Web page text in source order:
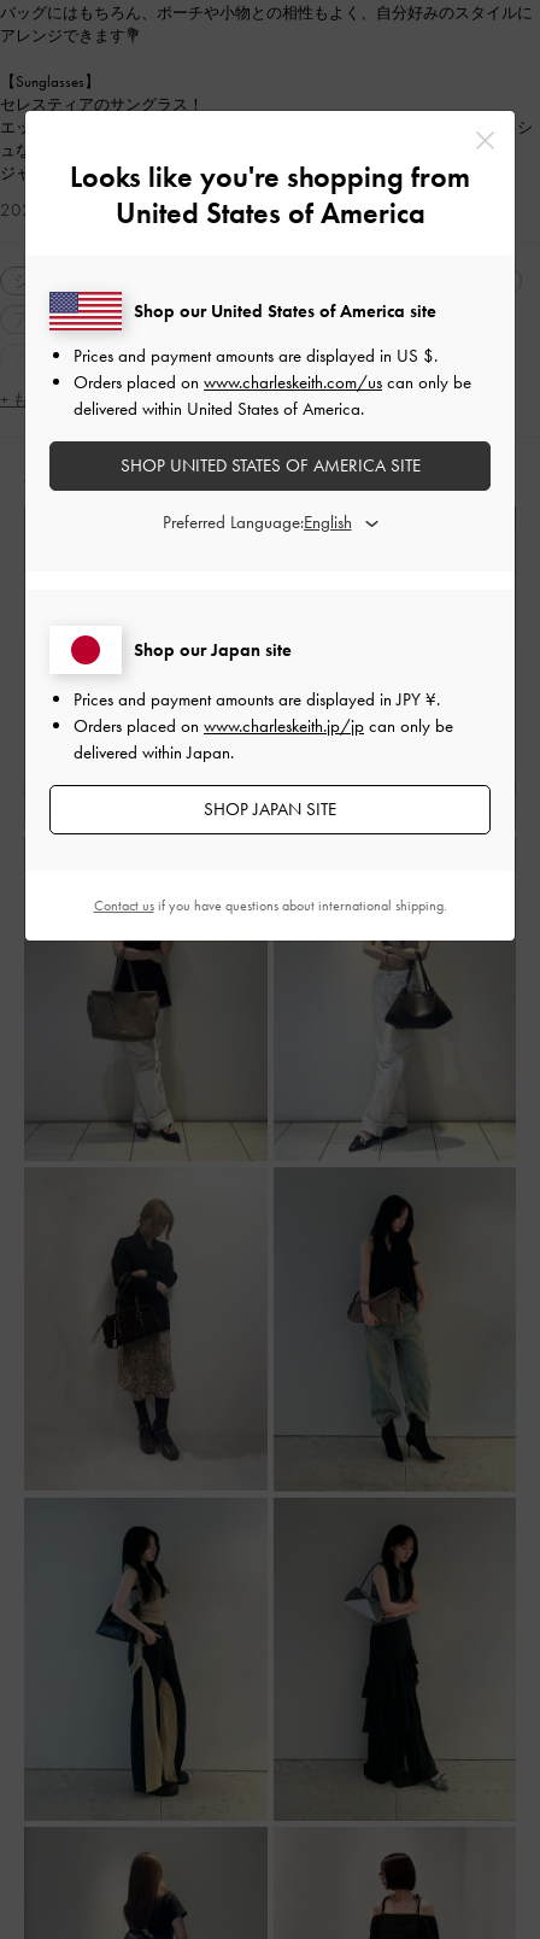
バッグにはもちろん、ポーチや小物との相性もよく、自分好みのスタイルに
アレンジできます💐
【Sunglasses】
セレスティアのサングラス！
エッジの効いたデザインは、普段のコーディネートをより一層スタイリッシ
ュな印象にまとめてくれます。
ジャケットやパンツスタイルにぴったりです✨
2026-01-26 にアップロード
アクセサリー・小物
サングラス
neutralcolor
カジュアル
通勤 ギフト
人気アイテム
トレンドアイテム
2WAY・3WAY
軽量
ラウンドトゥ
厚底
ストリート
シンプル・ベーシック
ミニマル
ナチュラル
大人コーデ 休日コーデ
+ もっと見る
人気のコーディネート
Looks like you're shopping from
United States of America
Shop our Japan site
Prices and payment amounts are displayed inJPY ¥.
Orders placed on www.charleskeith.jp/jp can only be
delivered within Japan.
SHOP JAPAN SITE
Shop our United States of America site
Prices and payment amounts are displayed in US $.
Orders placed on www.charleskeith.com/us can only be
delivered within United States of America.
SHOP UNITED STATES OF AMERICA SITE
Preferred Language:
Contact usif you have questions about international shipping.